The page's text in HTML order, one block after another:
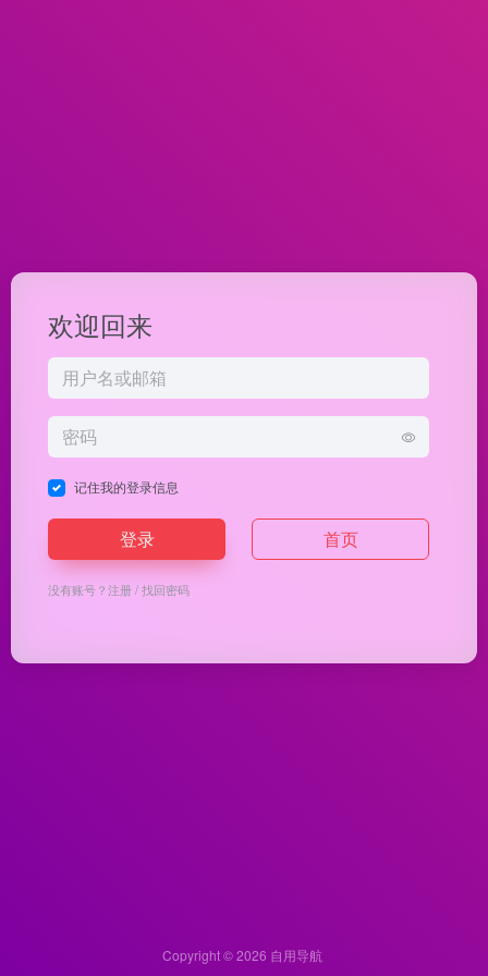
欢迎回来
记住我的登录信息
登录 首页
没有账号？注册/找回密码
Copyright © 2026 自用导航